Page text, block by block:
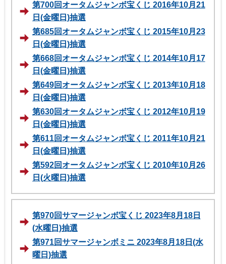
第700回オータムジャンボ宝くじ 2016年10月21
日(金曜日)抽選
第685回オータムジャンボ宝くじ 2015年10月23
日(金曜日)抽選
第668回オータムジャンボ宝くじ 2014年10月17
日(金曜日)抽選
第649回オータムジャンボ宝くじ 2013年10月18
日(金曜日)抽選
第630回オータムジャンボ宝くじ 2012年10月19
日(金曜日)抽選
第611回オータムジャンボ宝くじ 2011年10月21
日(金曜日)抽選
第592回オータムジャンボ宝くじ 2010年10月26
日(火曜日)抽選
第970回サマージャンボ宝くじ 2023年8月18日
(水曜日)抽選
第971回サマージャンボミニ 2023年8月18日(水
曜日)抽選